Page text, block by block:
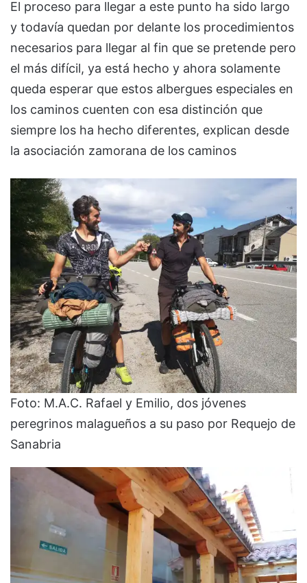
El proceso para llegar a este punto ha sido largo
y todavía quedan por delante los procedimientos
necesarios para llegar al fin que se pretende pero
el más difícil, ya está hecho y ahora solamente
queda esperar que estos albergues especiales en
los caminos cuenten con esa distinción que
siempre los ha hecho diferentes, explican desde
la asociación zamorana de los caminos
Foto: M.A.C. Rafael y Emilio, dos jóvenes
peregrinos malagueños a su paso por Requejo de
Sanabria